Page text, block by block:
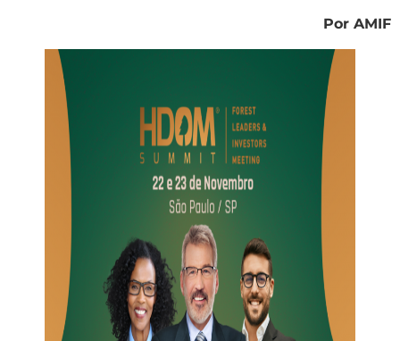
Por AMIF